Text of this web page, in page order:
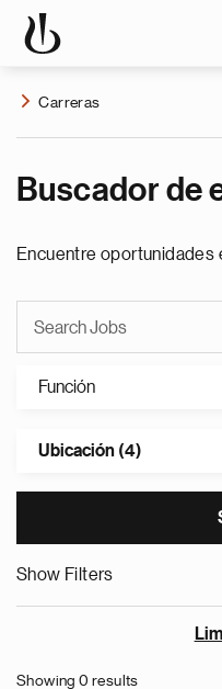
Carreras
Buscador de
Encuentre oportunidades
Función
Ubicación (4)
Show Filters
Showing 0 results